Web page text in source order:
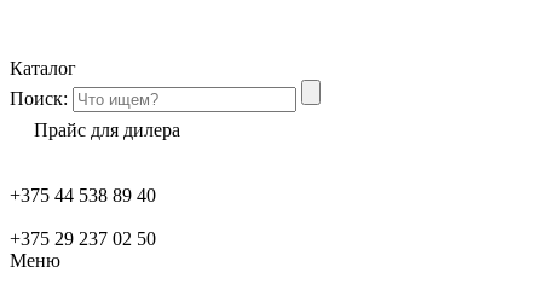
Каталог
Поиск:
Прайс для дилера
+375 44 538 89 40
+375 29 237 02 50
Меню